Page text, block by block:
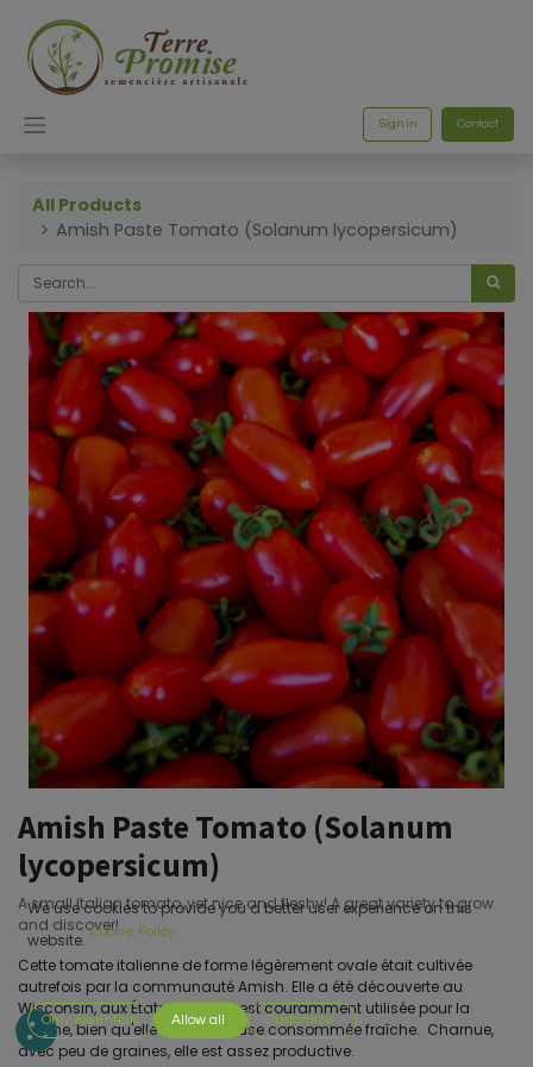
Sign in Contact
All Products
Amish Paste Tomato (Solanum lycopersicum)
Amish Paste Tomato (Solanum
lycopersicum)
A small Italian tomato, yet nice and fleshy! A great variety to grow
and discover!
Cette tomate italienne de forme légèrement ovale était cultivée
autrefois par la communauté Amish. Elle a été découverte au
Wisconsin, aux États-Unis. Elle est couramment utilisée pour la
cuisine, bien qu'elle soit délicieuse consommée fraîche. Charnue,
avec peu de graines, elle est assez productive.
We use cookies to provide you a better user experience on this
website. Cookie Policy
Only essentials Allow all Customize